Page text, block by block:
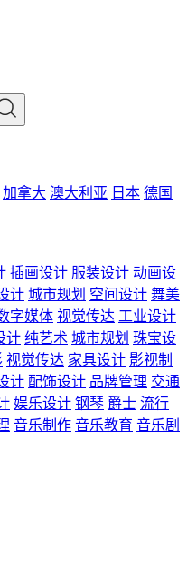
加拿大 澳大利亚 日本 德国
插画设计 服装设计 动画设
计 城市规划 空间设计 舞美
字媒体 视觉传达 工业设计
计 纯艺术 城市规划 珠宝设
视觉传达 家具设计 影视制
计 配饰设计 品牌管理 交通
娱乐设计 钢琴 爵士 流行
音乐制作 音乐教育 音乐剧